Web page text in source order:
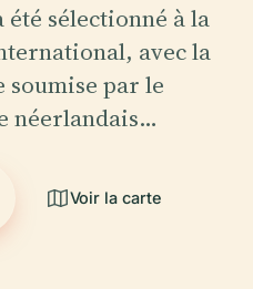
sélectionné à la
avec la
par le
néerlandais…
Voir la carte